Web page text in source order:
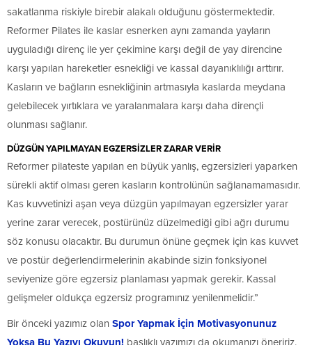
sakatlanma riskiyle birebir alakalı olduğunu göstermektedir.
Reformer Pilates ile kaslar esnerken aynı zamanda yayların
uyguladığı direnç ile yer çekimine karşı değil de yay direncine
karşı yapılan hareketler esnekliği ve kassal dayanıklılığı arttırır.
Kasların ve bağların esnekliğinin artmasıyla kaslarda meydana
gelebilecek yırtıklara ve yaralanmalara karşı daha dirençli
olunması sağlanır.
DÜZGÜN YAPILMAYAN EGZERSİZLER ZARAR VERİR
Reformer pilateste yapılan en büyük yanlış, egzersizleri yaparken
sürekli aktif olması geren kasların kontrolünün sağlanamamasıdır.
Kas kuvvetinizi aşan veya düzgün yapılmayan egzersizler yarar
yerine zarar verecek, postürünüz düzelmediği gibi ağrı durumu
söz konusu olacaktır. Bu durumun önüne geçmek için kas kuvvet
ve postür değerlendirmelerinin akabinde sizin fonksiyonel
seviyenize göre egzersiz planlaması yapmak gerekir. Kassal
gelişmeler oldukça egzersiz programınız yenilenmelidir.”
Bir önceki yazımız olan Spor Yapmak İçin Motivasyonunuz
Yoksa Bu Yazıyı Okuyun! başlıklı yazımızı da okumanızı öneririz.